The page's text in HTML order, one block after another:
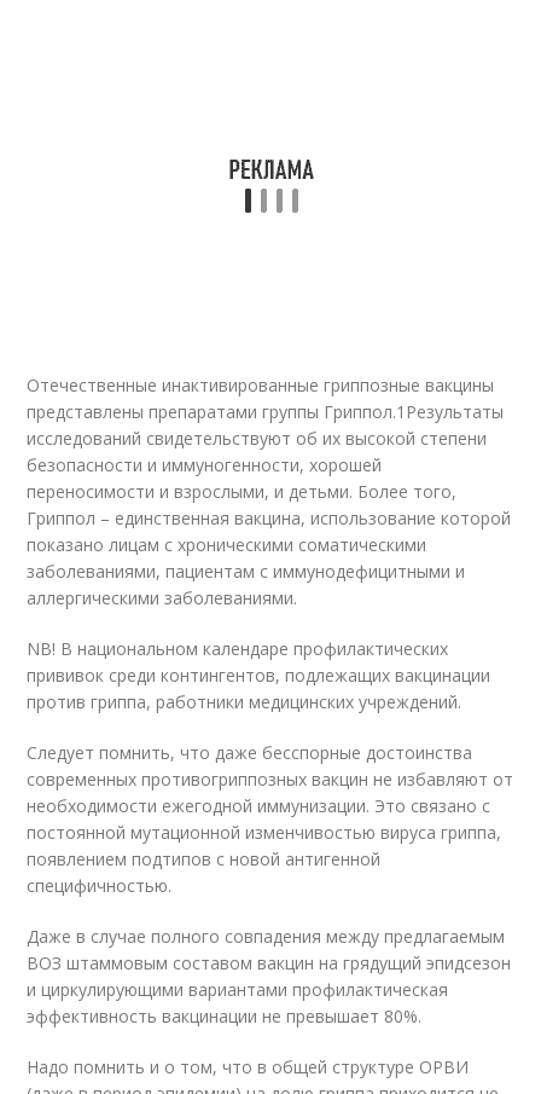
Отечественные инактивированные гриппозные вакцины
представлены препаратами группы Гриппол.1 Результаты
исследований свидетельствуют об их высокой степени
безопасности и иммуногенности, хорошей
переносимости и взрослыми, и детьми. Более того,
Гриппол – единственная вакцина, использование которой
показано лицам с хроническими соматическими
заболеваниями, пациентам с иммунодефицитными и
аллергическими заболеваниями.
NB! В национальном календаре профилактических
прививок среди контингентов, подлежащих вакцинации
против гриппа, работники медицинских учреждений.
Следует помнить, что даже бесспорные достоинства
современных противогриппозных вакцин не избавляют от
необходимости ежегодной иммунизации. Это связано с
постоянной мутационной изменчивостью вируса гриппа,
появлением подтипов с новой антигенной
специфичностью.
Даже в случае полного совпадения между предлагаемым
ВОЗ штаммовым составом вакцин на грядущий эпидсезон
и циркулирующими вариантами профилактическая
эффективность вакцинации не превышает 80%.
Надо помнить и о том, что в общей структуре ОРВИ